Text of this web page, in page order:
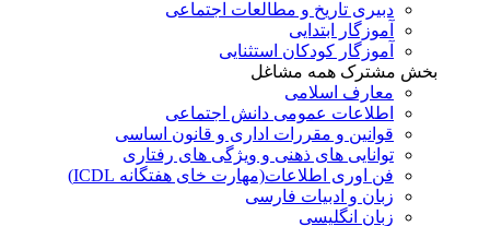
دبیری تاریخ و مطالعات اجتماعی
آموزگار ابتدایی
آموزگار کودکان استثنایی
بخش مشترک همه مشاغل
معارف اسلامی
اطلاعات عمومی دانش اجتماعی
قوانین و مقررات اداری و قانون اساسی
توانایی های ذهنی و ویژگی های رفتاری
فن اوری اطلاعات(مهارت خای هفتگانه ICDL)
زبان و ادبیات فارسی
زبان انگلیسی